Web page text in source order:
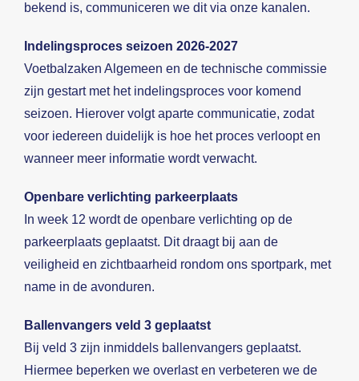
bekend is, communiceren we dit via onze kanalen.
Indelingsproces seizoen 2026-2027
Voetbalzaken Algemeen en de technische commissie
zijn gestart met het indelingsproces voor komend
seizoen. Hierover volgt aparte communicatie, zodat
voor iedereen duidelijk is hoe het proces verloopt en
wanneer meer informatie wordt verwacht.
Openbare verlichting parkeerplaats
In week 12 wordt de openbare verlichting op de
parkeerplaats geplaatst. Dit draagt bij aan de
veiligheid en zichtbaarheid rondom ons sportpark, met
name in de avonduren.
Ballenvangers veld 3 geplaatst
Bij veld 3 zijn inmiddels ballenvangers geplaatst.
Hiermee beperken we overlast en verbeteren we de